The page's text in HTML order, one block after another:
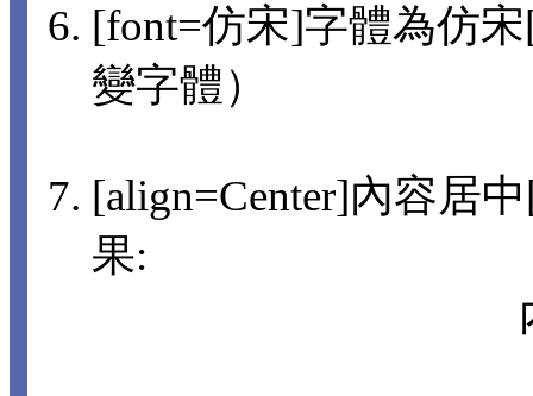
[font=仿宋]字體為仿
變字體）
[align=Center]內容居
果: